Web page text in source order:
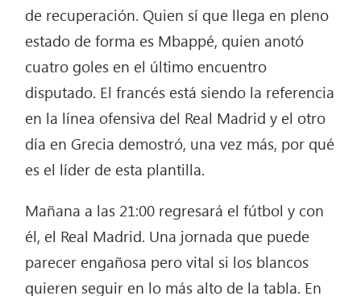
de recuperación. Quien sí que llega en pleno
estado de forma es Mbappé, quien anotó
cuatro goles en el último encuentro
disputado. El francés está siendo la referencia
en la línea ofensiva del Real Madrid y el otro
día en Grecia demostró, una vez más, por qué
es el líder de esta plantilla.
Mañana a las 21:00 regresará el fútbol y con
él, el Real Madrid. Una jornada que puede
parecer engañosa pero vital si los blancos
quieren seguir en lo más alto de la tabla. En